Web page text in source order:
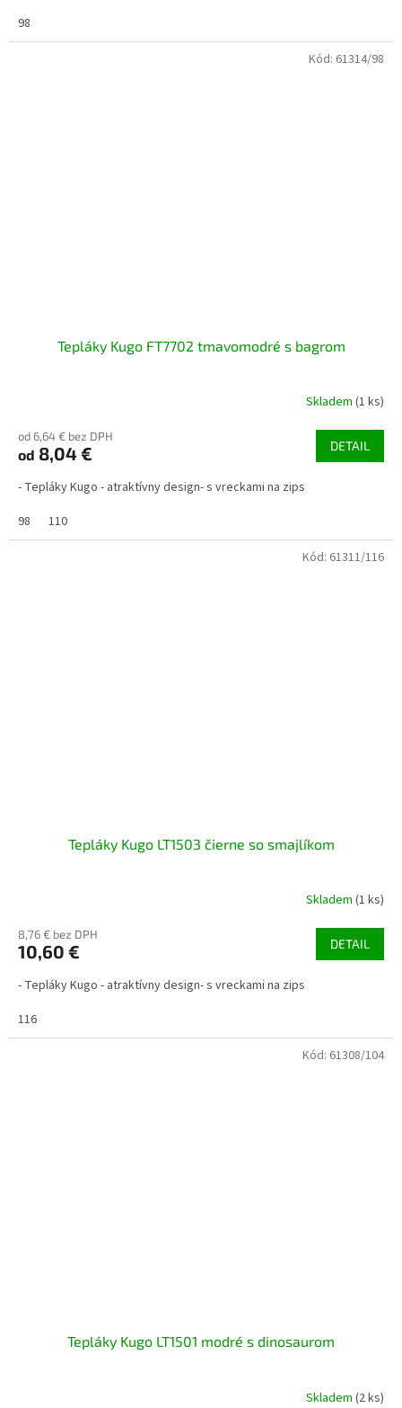
98
Tepláky Kugo FT7702 tmavomodré s bagrom
Skladem (1 ks)
od 6,64 € bez DPH
od 8,04 € DETAIL
- Tepláky Kugo - atraktívny design- s vreckami na zips
98
110
Kód: 61314/98
Tepláky Kugo LT1503 čierne so smajlíkom
Skladem (1 ks)
8,76 € bez DPH
10,60 € DETAIL
- Tepláky Kugo - atraktívny design- s vreckami na zips
116
Kód: 61311/116
Tepláky Kugo LT1501 modré s dinosaurom
Skladem (2 ks)
Kód: 61308/104